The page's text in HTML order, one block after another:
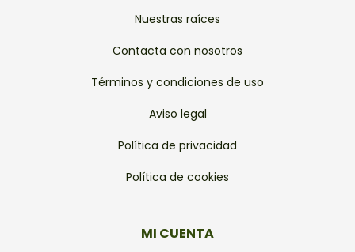
Nuestras raíces
Contacta con nosotros
Términos y condiciones de uso
Aviso legal
Política de privacidad
Política de cookies
MI CUENTA